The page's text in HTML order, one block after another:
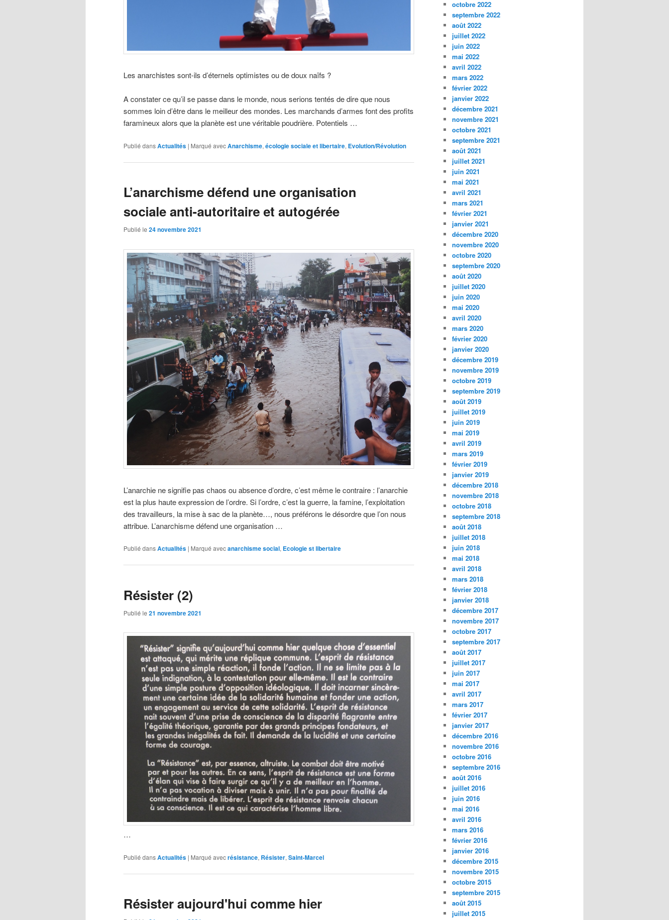
Les anarchistes sont-ils d’éternels optimistes ou de doux naïfs ?
A constater ce qu’il se passe dans le monde, nous serions tentés de dire que nous
sommes loin d’être dans le meilleur des mondes. Les marchands d’armes font des profits
faramineux alors que la planète est une véritable poudrière. Potentiels …
Publié dansActualités | Marqué avecAnarchisme, écologie sociale et libertaire, Evolution/Révolution
L’anarchisme défend une organisation
sociale anti-autoritaire et autogérée
Publié le 24 novembre 2021
L’anarchie ne signifie pas chaos ou absence d’ordre, c’est même le contraire : l’anarchie
est la plus haute expression de l’ordre. Si l’ordre, c’est la guerre, la famine, l’exploitation
des travailleurs, la mise à sac de la planète…, nous préférons le désordre que l’on nous
attribue. L’anarchisme défend une organisation …
Publié dansActualités | Marqué avecanarchisme social, Ecologie st libertaire
Résister (2)
Publié le 21 novembre 2021
…
Publié dansActualités | Marqué avecrésistance, Résister, Saint-Marcel
Résister aujourd'hui comme hier
octobre 2022
septembre 2022
août 2022
juillet 2022
juin 2022
mai 2022
avril 2022
mars 2022
février 2022
janvier 2022
décembre 2021
novembre 2021
octobre 2021
septembre 2021
août 2021
juillet 2021
juin 2021
mai 2021
avril 2021
mars 2021
février 2021
janvier 2021
décembre 2020
novembre 2020
octobre 2020
septembre 2020
août 2020
juillet 2020
juin 2020
mai 2020
avril 2020
mars 2020
février 2020
janvier 2020
décembre 2019
novembre 2019
octobre 2019
septembre 2019
août 2019
juillet 2019
juin 2019
mai 2019
avril 2019
mars 2019
février 2019
janvier 2019
décembre 2018
novembre 2018
octobre 2018
septembre 2018
août 2018
juillet 2018
juin 2018
mai 2018
avril 2018
mars 2018
février 2018
janvier 2018
décembre 2017
novembre 2017
octobre 2017
septembre 2017
août 2017
juillet 2017
juin 2017
mai 2017
avril 2017
mars 2017
février 2017
janvier 2017
décembre 2016
novembre 2016
octobre 2016
septembre 2016
août 2016
juillet 2016
juin 2016
mai 2016
avril 2016
mars 2016
février 2016
janvier 2016
décembre 2015
novembre 2015
octobre 2015
septembre 2015
août 2015
juillet 2015